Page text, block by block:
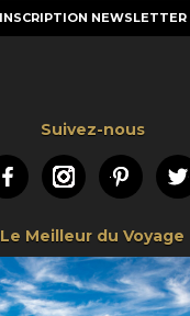
Suivez-nous
FacebookInstagram
Le Meilleur du Voyage